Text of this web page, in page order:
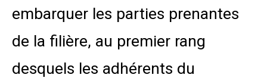
embarquer les parties prenantes
de la filière, au premier rang
desquels les adhérents du